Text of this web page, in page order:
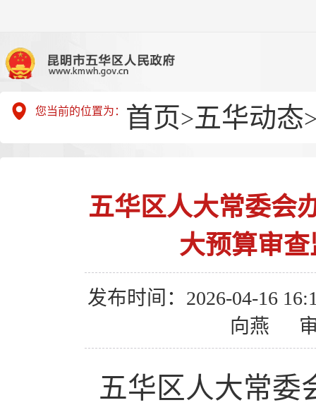
您当前的位置为： 首页>五华动态
五华区人大常委会
大预算审
发布时间：2026-04-16
向燕
五华区人大常委